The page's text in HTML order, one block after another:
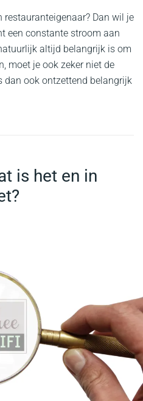
Dan wil je
een constante stroom aan
altijd belangrijk is om
moet je ook zeker niet de
dan ook ontzettend belangrijk
is het en in